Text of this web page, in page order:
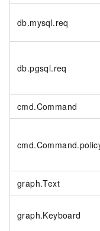
db.mysql.req
db.pgsql.req
cmd.Command
graph.Text
graph.Keyboard